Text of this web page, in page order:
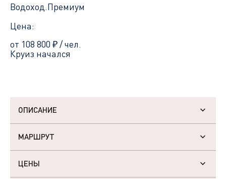
Водоход.Премиум
Цена:
от 108 800 ₽/ чел.
Круиз начался
ОПИСАНИЕ
МАРШРУТ
ЦЕНЫ